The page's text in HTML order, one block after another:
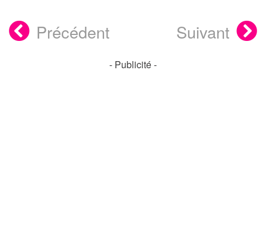
Précédent Suivant
- Publicité -